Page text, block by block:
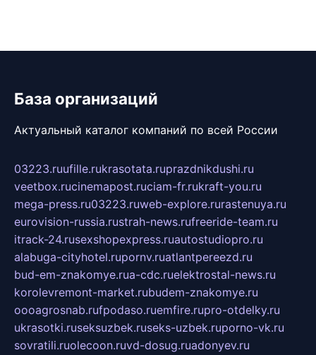
База организаций
Актуальный каталог компаний по всей России
03223.ruufille.rukrasotata.ruprazdnikdushi.ru
veetbox.rucinemapost.ruciam-fr.rukraft-you.ru
mega-press.ru03223.ruweb-explore.rurastenuya.ru
eurovision-russia.rustrah-news.rufreeride-team.ru
itrack-24.rusexshopexpress.ruautostudiopro.ru
alabuga-cityhotel.rupornv.ruatlantpereezd.ru
bud-em-znakomye.rua-cdc.ruelektrostal-news.ru
korolevremont-market.rubudem-znakomye.ru
oooagrosnab.rufpodaso.ruemfire.rupro-otdelky.ru
ukrasotki.ruseksuzbek.ruseks-uzbek.ruporno-vk.ru
sovratili.ruolecoon.ruvd-dosug.ruadonyev.ru